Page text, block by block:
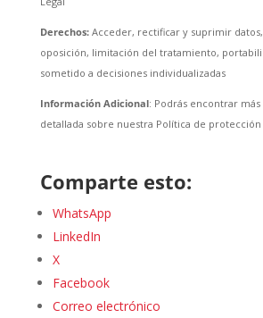
Derechos: Acceder, rectificar y suprimir
oposición, limitación del tratamiento,
sometido a decisiones individualizadas
Información Adicional: Podrás encontrar
detallada sobre nuestra Política de protección
Comparte esto:
WhatsApp
LinkedIn
X
Facebook
Correo electrónico